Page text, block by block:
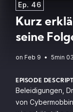
Ep. 46
Kurz
seine
• 5min
EPISODE
Beleidigungen,
von